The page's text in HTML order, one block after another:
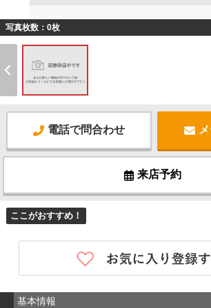
写真枚数：0枚
電話で問合わせ
来店予約
ここがおすすめ！
基本情報